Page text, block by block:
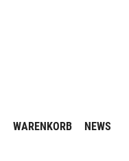
WARENKORB NEWS